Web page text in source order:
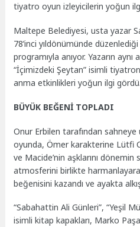
tiyatro oyun izleyicilerin yoğun
Maltepe Belediyesi, usta yazar
78’inci yıldönümünde
programıyla anıyor. Yazarın
“İçimizdeki Şeytan” isimli
anma etkinlikleri yoğun ilgi gördü.
BÜYÜK BEĞENİ TOPLADI
Onur Erbilen tarafından
oyunda, Ömer karakterine Lütfi
ve Macide’nin aşklarını
atmosferini birlikte
beğenisini kazandı ve ayakta
“Sabahattin Ali Günleri”, “Yeşil
isimli kitap kapakları, Marko